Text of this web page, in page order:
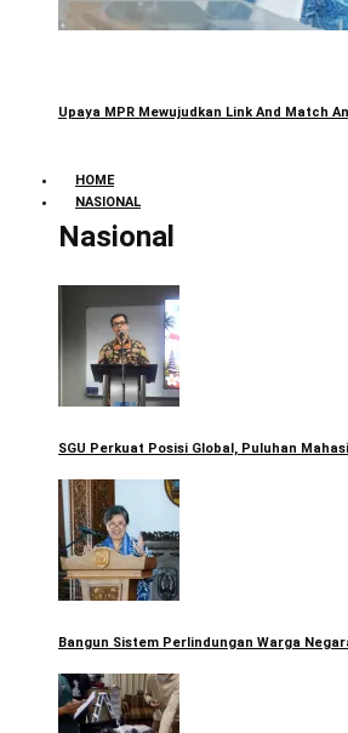
Upaya MPR Mewujudkan Link And Match
HOME
NASIONAL
Nasional
SGU Perkuat Posisi Global, Puluhan
Bangun Sistem Perlindungan Warga